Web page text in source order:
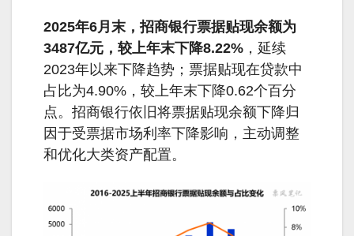
2025年6月末，招商银行票据贴现余额为
3487亿元，较上年末下降8.22% ，延续
2023年以来下降趋势；票据贴现在贷款中
占比为4.90%，较上年末下降0.62个百分
点。招商银行依旧将票据贴现余额下降归
因于受票据市场利率下降影响，主动调整
和优化大类资产配置。